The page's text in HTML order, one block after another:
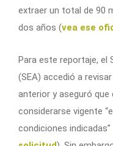
extraer un total de 90
dos años (vea ese
Para este reportaje, el
(SEA) accedió a
anterior y aseguró
considerarse vigente
condiciones indicadas”